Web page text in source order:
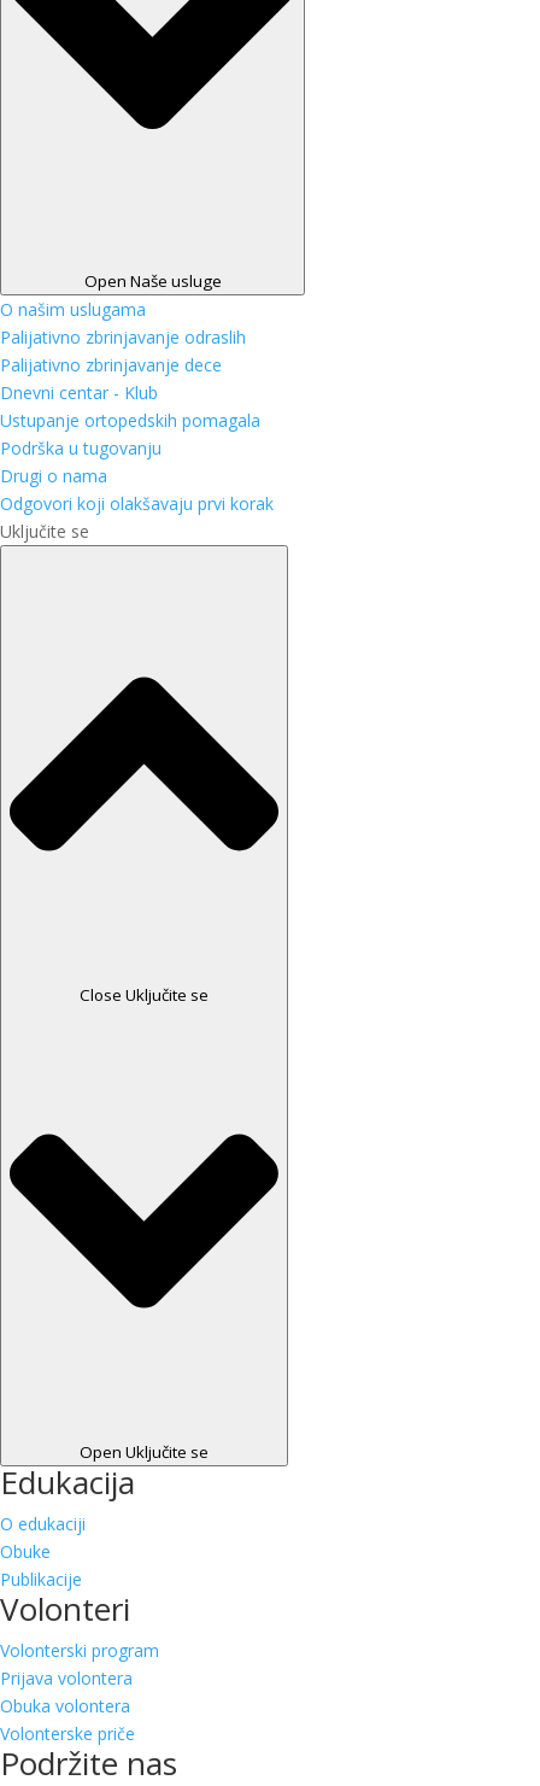
Open Naše usluge
O našim uslugama
Palijativno zbrinjavanje odraslih
Palijativno zbrinjavanje dece
Dnevni centar - Klub
Ustupanje ortopedskih pomagala
Podrška u tugovanju
Drugi o nama
Odgovori koji olakšavaju prvi korak
Uključite se
Close Uključite se
Open Uključite se
Edukacija
O edukaciji
Obuke
Publikacije
Volonteri
Volonterski program
Prijava volontera
Obuka volontera
Volonterske priče
Podržite nas